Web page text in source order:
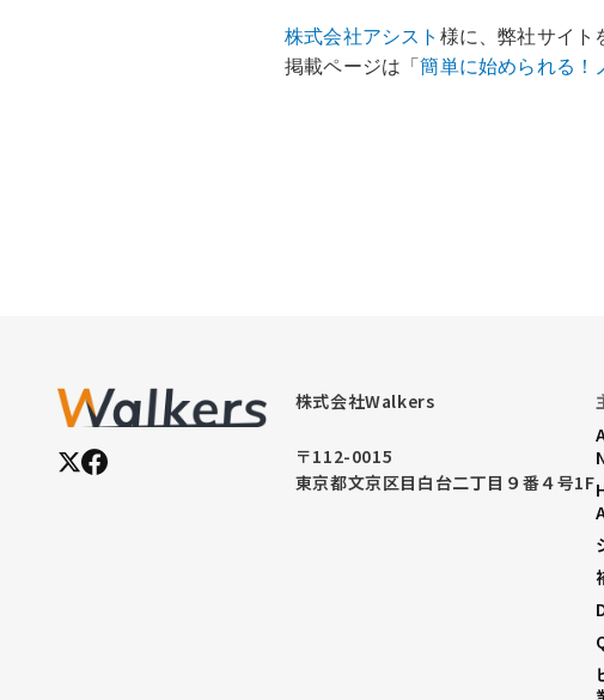
紹
介
株式会社アシスト 様に、弊社サイト
掲載ページは「簡単に始められる！
株式会社Walkers
〒112-0015
東京都文京区目白台二丁目９番４号1F